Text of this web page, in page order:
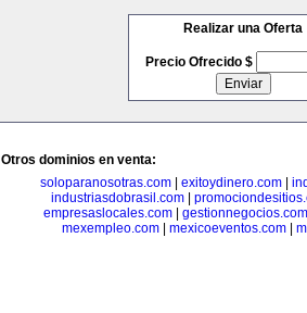
Realizar una Oferta
Precio Ofrecido $
Otros dominios en venta:
soloparanosotras.com
exitoydinero.com
industriasdobrasil.com|
empresaslocales.com| gestionnegocios.com
mexempleo.com| mexicoeventos.com|